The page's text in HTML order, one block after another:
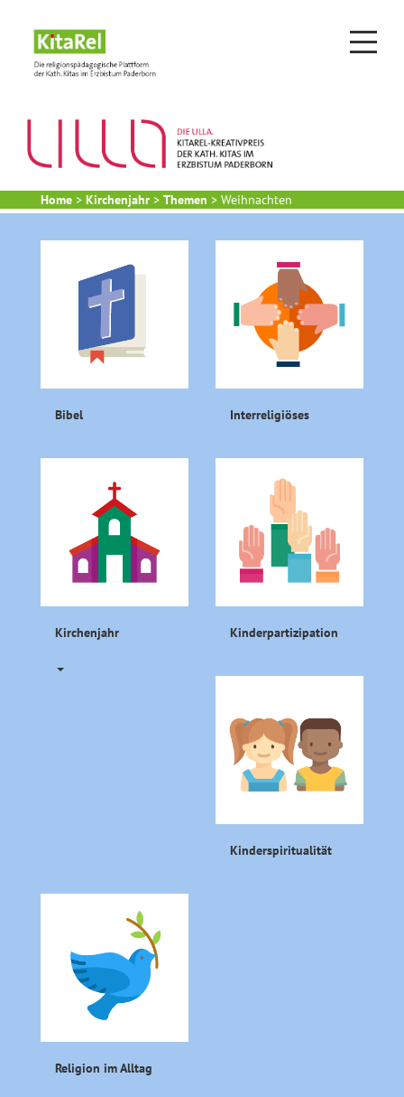
Home > Kirchenjahr > Themen > Weihnachten
Bibel Interreligiöses
Kirchenjahr Kinderpartizipation
Kinderspiritualität
Religion im Alltag